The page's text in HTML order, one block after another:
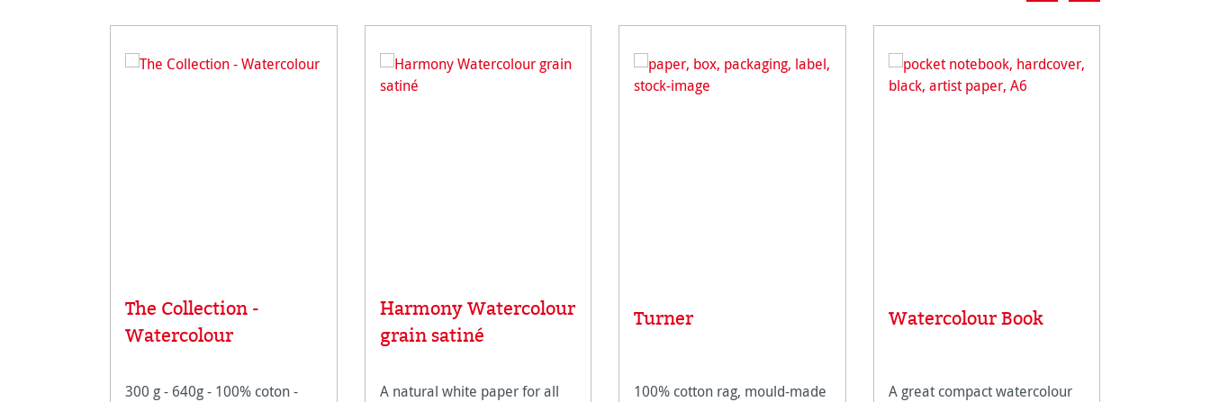
The Collection -
Watercolour
300 g - 640g - 100% coton -
Harmony Watercolour
grain satiné
A natural white paper for all
Turner
100% cotton rag, mould-made
Watercolour Book
A great compact watercolour